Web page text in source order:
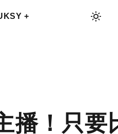
+
播！只要